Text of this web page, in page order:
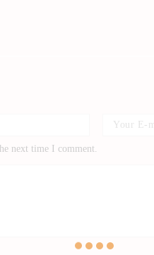
next time I comment.